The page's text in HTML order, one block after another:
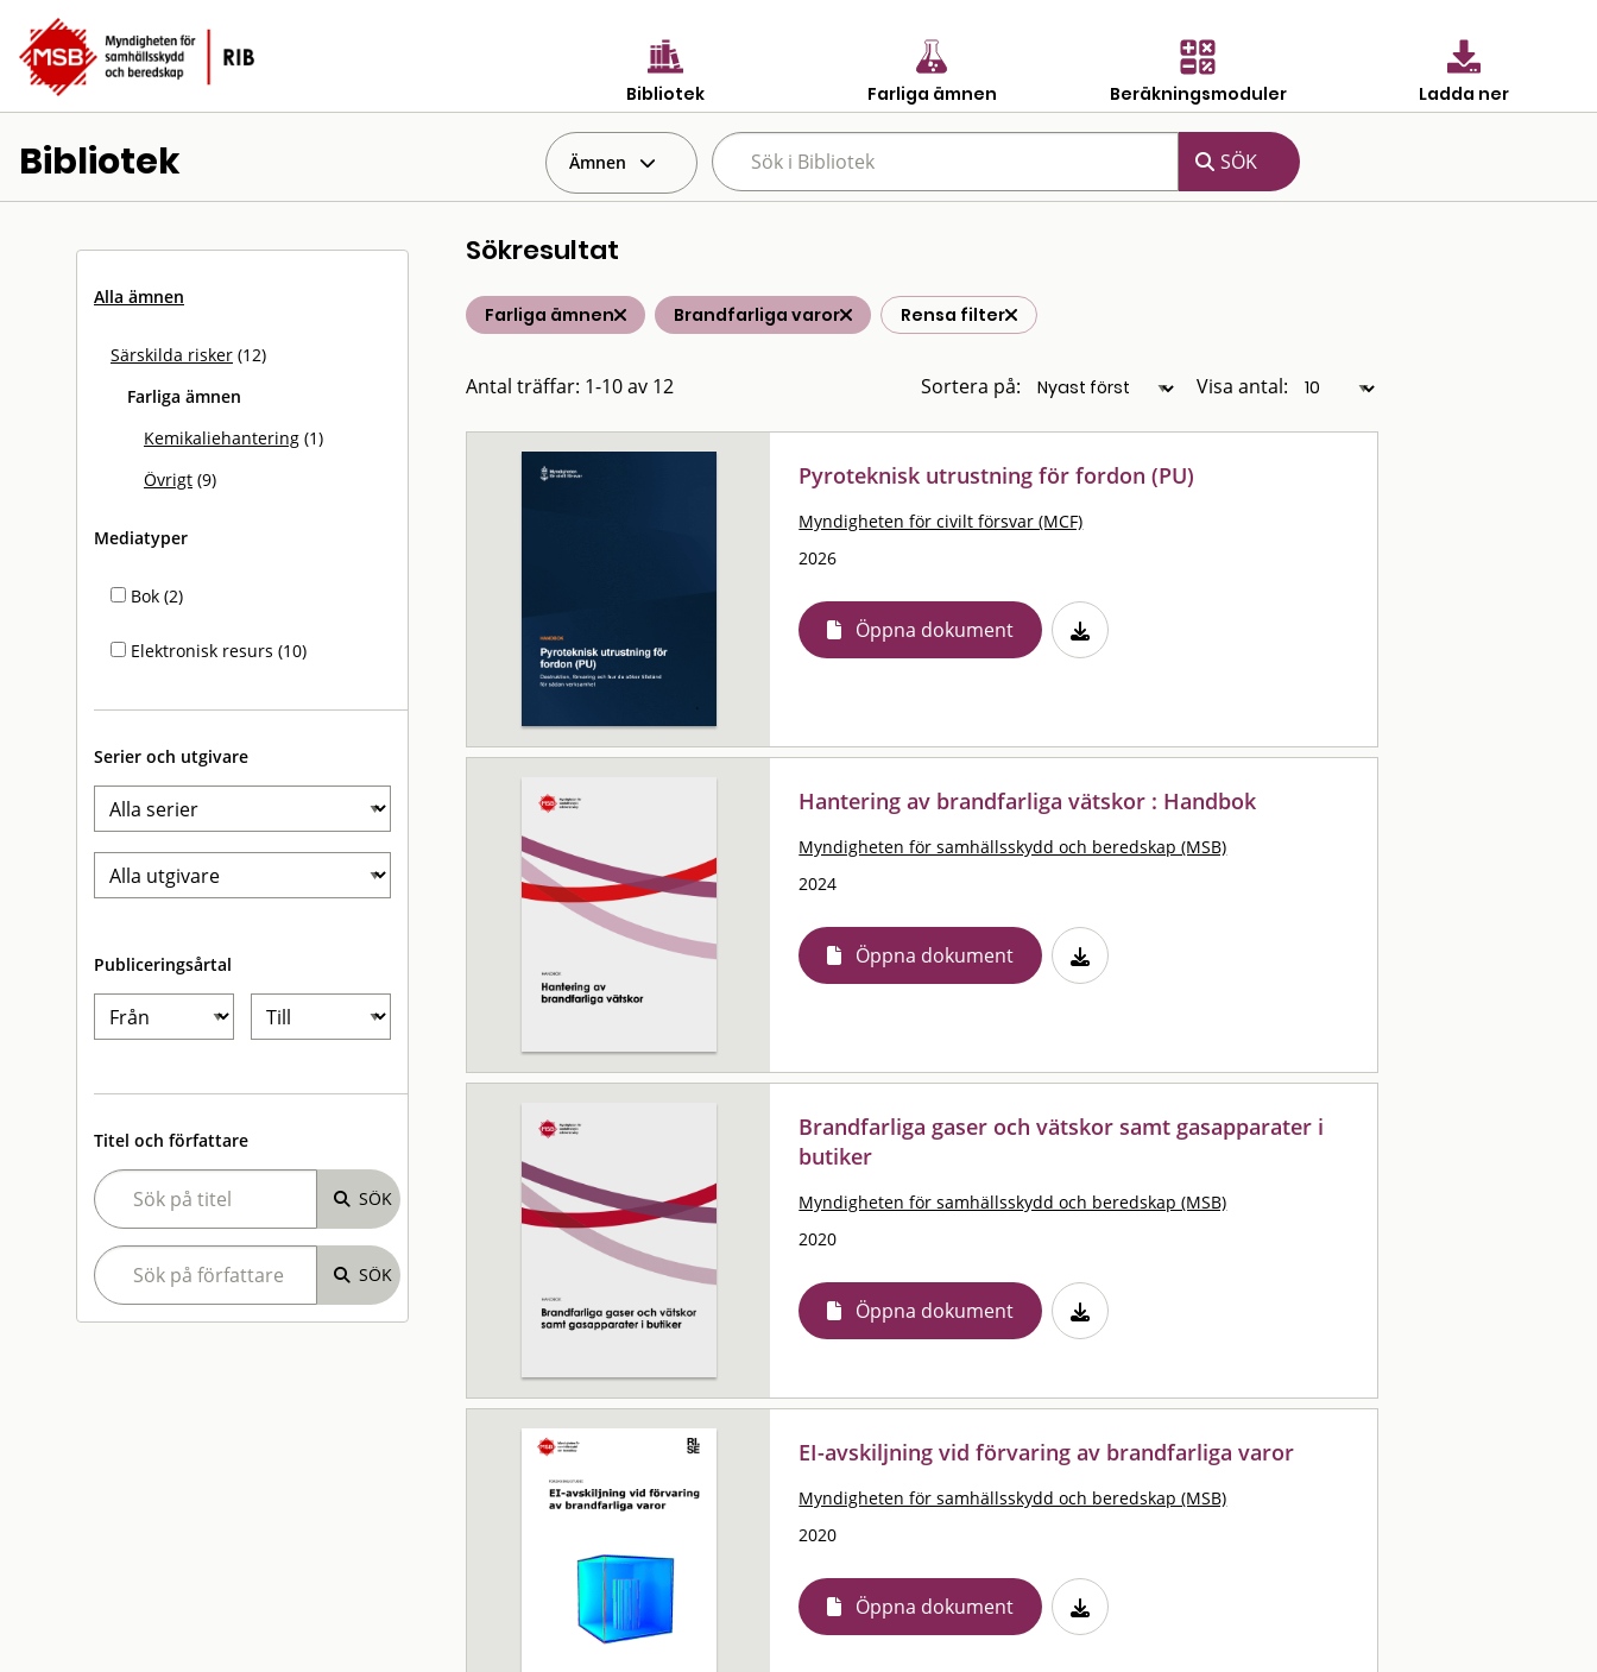
Bibliotek Farliga ämnen Beräkningsmoduler Ladda ner
Bibliotek Ämnen
Alla ämnen
Särskilda risker (12)
Farliga ämnen
Kemikaliehantering (1)
Övrigt (9)
Mediatyper
Bok (2)
Elektronisk resurs (10)
Serier och utgivare
Publiceringsårtal
Titel och författare
Sökresultat
Farliga ämnen Brandfarliga varor Rensa filter
Antal träffar: 1-10 av 12 Sortera på: Visa antal:
Pyroteknisk utrustning för fordon (PU)
Myndigheten för civilt försvar (MCF)
2026
Öppna dokument
Hantering av brandfarliga vätskor : Handbok
Myndigheten för samhällsskydd och beredskap (MSB)
2024
Öppna dokument
Brandfarliga gaser och vätskor samt gasapparater i
butiker
Myndigheten för samhällsskydd och beredskap (MSB)
2020
Öppna dokument
EI-avskiljning vid förvaring av brandfarliga varor
Myndigheten för samhällsskydd och beredskap (MSB)
2020
Öppna dokument